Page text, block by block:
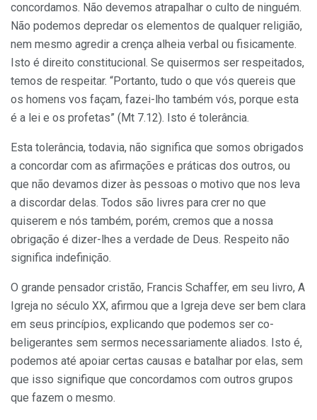
concordamos. Não deve­mos atrapalhar o culto de ninguém.
Não podemos depredar os elementos de qualquer religião,
nem mesmo agredir a crença alheia verbal ou fisicamente.
Isto é direito constitucional. Se quisermos ser respeitados,
temos de respeitar. “Por­tanto, tudo o que vós quereis que
os homens vos façam, fazei-lho também vós, porque esta
é a lei e os profetas” (Mt 7.12). Isto é tolerância.
Esta tolerância, todavia, não significa que somos obrigados
a concordar com as afirmações e práticas dos outros, ou
que não devamos dizer às pessoas o motivo que nos leva
a discordar delas. Todos são livres para crer no que
quiserem e nós tam­bém, porém, cremos que a nossa
obriga­ção é dizer-lhes a verdade de Deus. Res­peito não
significa indefinição.
O grande pensador cristão, Francis Schaffer, em seu livro, A
Igreja no século XX, afirmou que a Igreja deve ser bem cla­ra
em seus princípios, explicando que po­demos ser co-
beligerantes sem sermos ne­cessariamente aliados. Isto é,
podemos até apoiar certas causas e batalhar por elas, sem
que isso signifique que concordamos com outros grupos
que fazem o mesmo.